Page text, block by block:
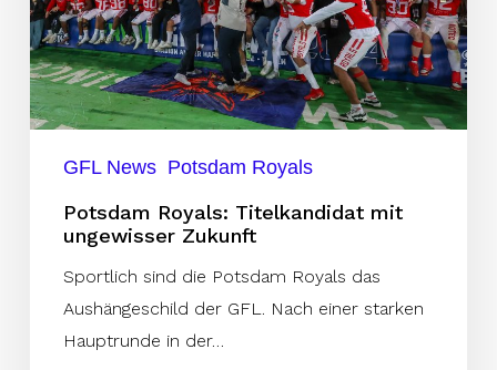
Zukunft
GFL News Potsdam Royals
Potsdam Royals: Titelkandidat mit
ungewisser Zukunft
Sportlich sind die Potsdam Royals das
Aushängeschild der GFL. Nach einer starken
Hauptrunde in der…